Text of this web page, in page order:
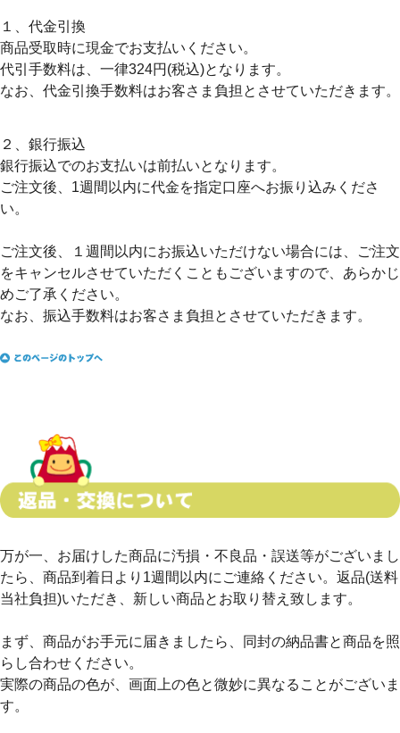
１、代金引換
商品受取時に現金でお支払いください。
代引手数料は、一律324円 (税込)となります。
なお、代金引換手数料はお客さま負担とさせていただきます。
２、銀行振込
銀行振込でのお支払いは前払いとなります。
ご注文後、1週間以内に代金を指定口座へお振り込みくださ
い。
ご注文後、１週間以内にお振込いただけない場合には、ご注文
をキャンセルさせていただくこともございますので、あらかじ
めご了承ください。
なお、振込手数料はお客さま負担とさせていただきます。
万が一、お届けした商品に汚損・不良品・誤送等がございまし
たら、 商品到着日より1週間以内にご連絡ください。返品(送料
当社負担)いただき、新しい商品とお取り替え致します。
まず、商品がお手元に届きましたら、同封の納品書と商品を照
らし合わせください。
実際の商品の色が、画面上の色と微妙に異なることがございま
す。